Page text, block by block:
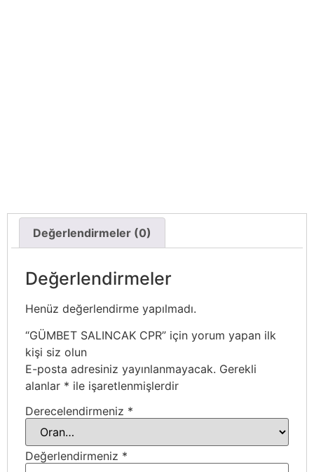
Değerlendirmeler (0)
Değerlendirmeler
Henüz değerlendirme yapılmadı.
“GÜMBET SALINCAK CPR” için yorum yapan ilk
kişi siz olun
E-posta adresiniz yayınlanmayacak. Gerekli
alanlar * ile işaretlenmişlerdir
Derecelendirmeniz *
Değerlendirmeniz *